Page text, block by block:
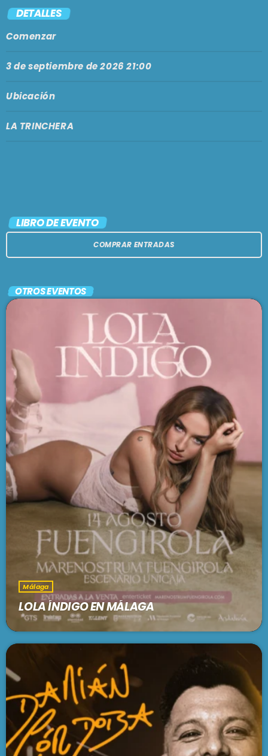
BARCELONA
MALLORCA
PODCASTS
TIENDA
EN VIVO AHORA!
EL CAFETÍN DEL TANGO
6:00 am - 7:00 am
SE VIENE . . .
FOLKLORÍSIMO
VARIETÉ
8:00 am - 9:00 am
GRACIAS TOTALES
9:00 am - 12:00 pm
DETALLES
Comenzar
3 de septiembre de 2026 21:00
Ubicación
LA TRINCHERA
LIBRO DE EVENTO
COMPRAR ENTRADAS
OTROS EVENTOS
Málaga
LOLA ÍNDIGO EN MÁLAGA